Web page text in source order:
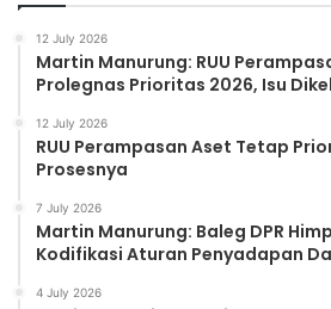
12 July 2026
Martin Manurung: RUU
Prolegnas Prioritas 2026, Isu
12 July 2026
RUU Perampasan Aset Tetap
Prosesnya
7 July 2026
Martin Manurung: Baleg DPR
Kodifikasi Aturan Penyadapan
4 July 2026